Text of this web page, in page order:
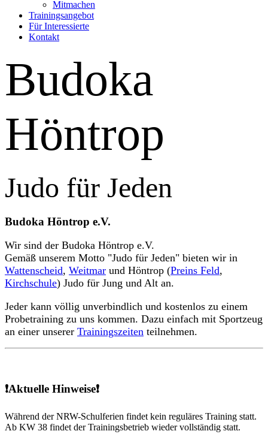
Mitmachen
Trainingsangebot
Für Interessierte
Kontakt
Budoka
Höntrop
Judo für Jeden
Budoka Höntrop e.V.
Wir sind der Budoka Höntrop e.V.
Gemäß unserem Motto "Judo für Jeden" bieten wir in
Wattenscheid, Weitmar und Höntrop (Preins Feld,
Kirchschule) Judo für Jung und Alt an.
Jeder kann völlig unverbindlich und kostenlos zu einem
Probetraining zu uns kommen. Dazu einfach mit Sportzeug
an einer unserer Trainingszeiten teilnehmen.
❗Aktuelle Hinweise❗
Während der NRW-Schulferien findet kein reguläres Training statt.
Ab KW 38 findet der Trainingsbetrieb wieder vollständig statt.